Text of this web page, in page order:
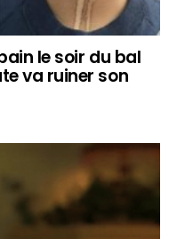
le soir du bal
va ruiner son